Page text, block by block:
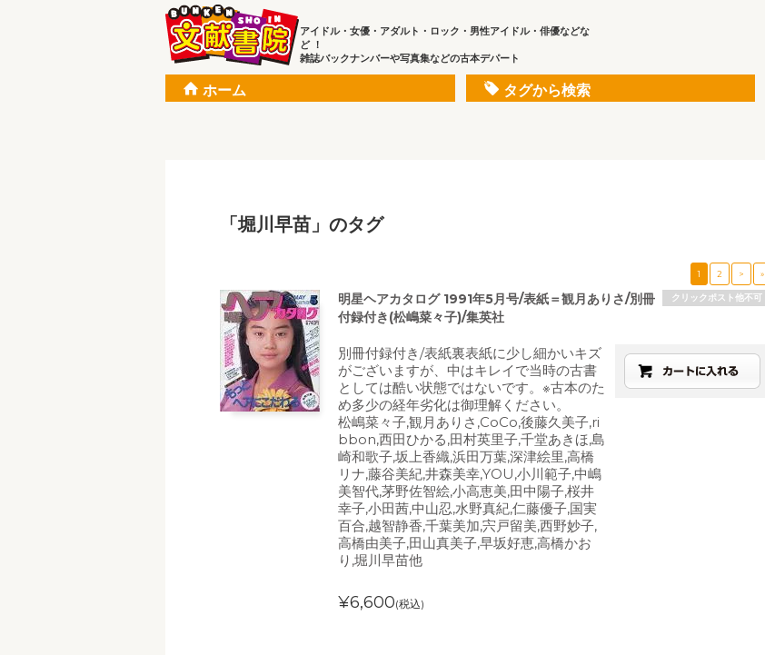
アイドル・女優・アダルト・ロック・男性アイドル・俳優などな
ど ！
雑誌バックナンバーや写真集などの古本デパート
ホーム タグから検索
「堀川早苗」のタグ
1 2 > »
クリックポスト他不可
明星ヘアカタログ 1991年5月号/表紙＝観月ありさ/別冊
付録付き(松嶋菜々子)/集英社
別冊付録付き/表紙裏表紙に少し細かいキズ
がございますが、中はキレイで当時の古書
としては酷い状態ではないです。※古本のた
め多少の経年劣化は御理解ください。
松嶋菜々子,観月ありさ,CoCo,後藤久美子,ri
bbon,西田ひかる,田村英里子,千堂あきほ,島
崎和歌子,坂上香織,浜田万葉,深津絵里,高橋
リナ,藤谷美紀,井森美幸,YOU,小川範子,中嶋
美智代,茅野佐智絵,小高恵美,田中陽子,桜井
幸子,小田茜,中山忍,水野真紀,仁藤優子,国実
百合,越智静香,千葉美加,宍戸留美,西野妙子,
高橋由美子,田山真美子,早坂好恵,高橋かお
り,堀川早苗他
¥6,600(税込)